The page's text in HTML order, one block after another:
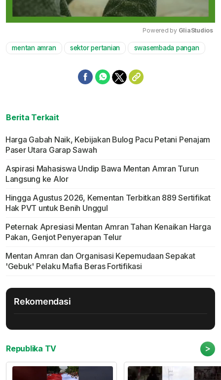
Mute
Powered by GliaStudios
mentan amran sektor pertanian swasembada pangan
Berita Terkait
Harga Gabah Naik, Kebijakan Bulog Pacu Petani Penajam
Paser Utara Garap Sawah
Aspirasi Mahasiswa Undip Bawa Mentan Amran Turun
Langsung ke Alor
Hingga Agustus 2026, Kementan Terbitkan 889 Sertifikat
Hak PVT untuk Benih Unggul
Peternak Apresiasi Mentan Amran Tahan Kenaikan Harga
Pakan, Genjot Penyerapan Telur
Mentan Amran dan Organisasi Kepemudaan Sepakat
'Gebuk' Pelaku Mafia Beras Fortifikasi
Rekomendasi
Republika TV >